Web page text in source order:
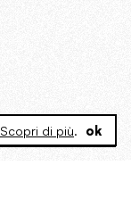
Scopri di più. ok